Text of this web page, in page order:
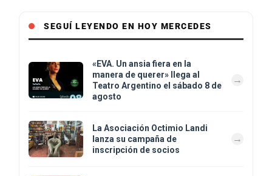
SEGUÍ LEYENDO EN HOY MERCEDES
«EVA. Un ansia fiera en la
manera de querer» llega al
Teatro Argentino el sábado 8 de
agosto
La Asociación Octimio Landi
lanza su campaña de
inscripción de socios